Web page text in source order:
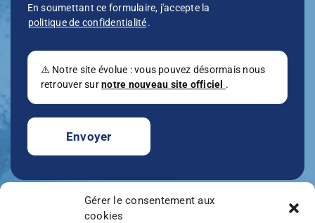
Gérer le consentement aux
cookies
En soumettant ce formulaire, j'accepte la
politique de confidentialité.
⚠️ Notre site évolue : vous pouvez désormais nous
retrouver surnotre nouveau site officiel .